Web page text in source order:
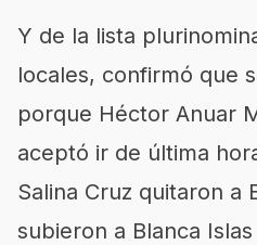
Y de la lista
locales, confirmó que
porque Héctor Anuar
aceptó ir de última
Salina Cruz quitaron a
subieron a Blanca